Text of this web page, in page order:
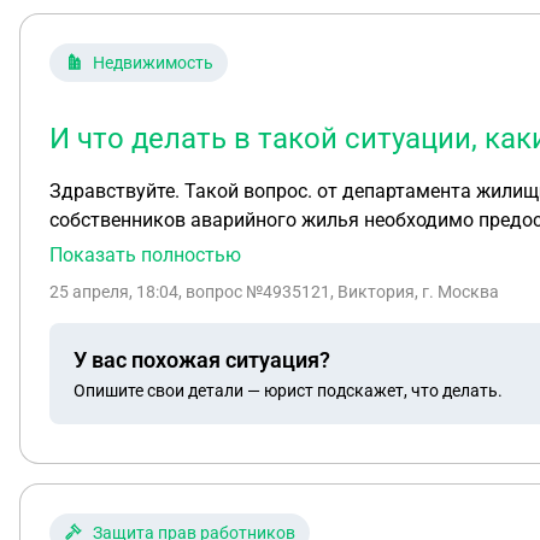
Недвижимость
И что делать в такой ситуации,
Здравствуйте. Такой вопрос. от департамента
собственников аварийного жилья необходимо
Получением денежной компенсации за изымаемое
сестра . У всех имеется свое жилье на данный
нет . Только прописка . Никто не является
Только прописка, оплата счетов за коммунальные услуги . На что мы можем претендовать по закону или положена ли нам компенсация
Показать полностью
25 апреля, 18:04, вопрос №4935121, Виктория, г. Москва
У вас похожая ситуация?
Опишите свои детали — юрист подскажет, что делать.
Защита прав работников